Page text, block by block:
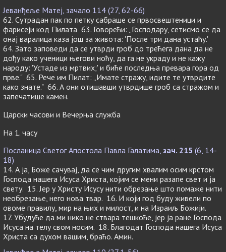
Јеванђеље Матеј, зачало 114 (27, 62-66)
62. Сутрадан пак по петку сабраше се првосвештеници и
фарисеји код Пилата 63. Говорећи: „Господару, сетисмо се да
онај варалица каза још за живота: 'После три дана устаћу.'
64. Зато заповеди да се утврди гроб до трећега дана да не
дођу како ученици његови ноћу, да га не украду и не кажу
народу: 'Устаде из мртвих;' и биће последња превара гора од
прве." 65. Рече им Пилат: „Имате стражу, идите те утврдите
како знате." 66. А они отишавши утврдише гроб са стражом и
запечатише камен.
Царски часови и Вечерња служба
На 1. часу
Посланица Светог Апостола Павла Галатима, зач. 215 (6, 14-
18)
14. А ја, Боже сачувај, да се чим другим хвалим осим крстом
Господа нашега Исуса Христа, којим се мени разапе свет и ја
свету. 15. Јер у Христу Исусу нити обрезање што помаже нити
необрезање, него нова твар. 16. И који год буду живели по
овоме правилу, мир на њих и милост, и на Израиљ Божији.
17. Убудуће да ми нико не ствара тешкоће, јер ја ране Господа
Исуса на телу свом носим. 18. Благодат Господа нашега Исуса
Христа са духом вашим, браћо. Амин.